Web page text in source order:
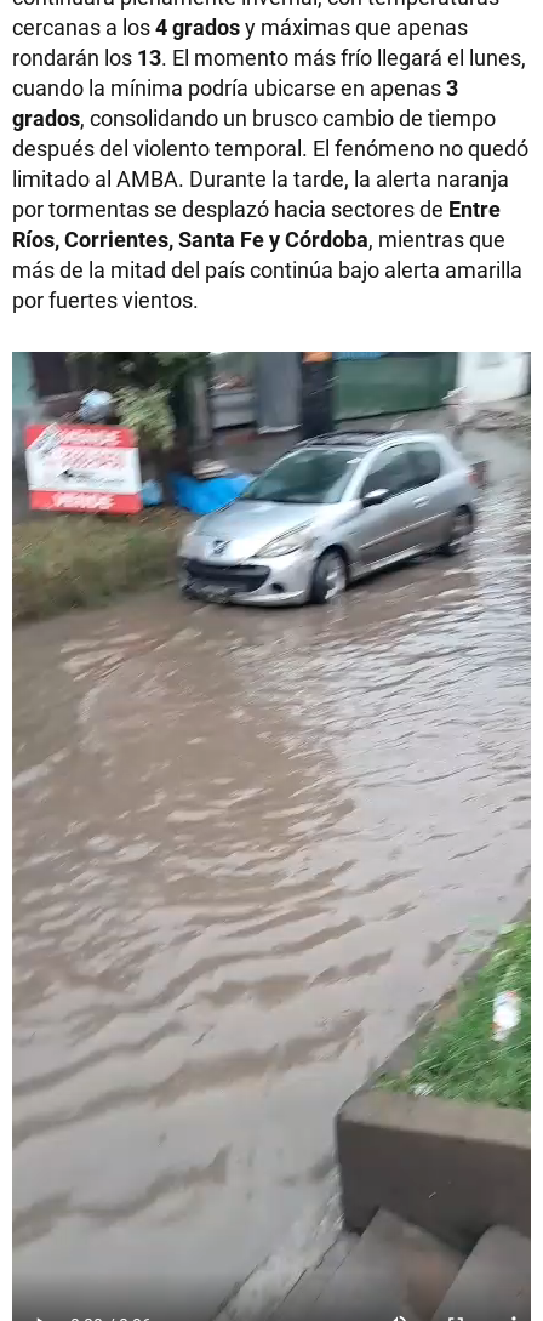
cercanas a los4 gradosy máximas que apenas
rondarán los 13. El momento más frío llegará el lunes,
cuando la mínima podría ubicarse en apenas3
grados, consolidando un brusco cambio de tiempo
después del violento temporal. El fenómeno no quedó
limitado al AMBA. Durante la tarde, la alerta naranja
por tormentas se desplazó hacia sectores de Entre
Ríos, Corrientes, Santa Fe y Córdoba, mientras que
más de la mitad del país continúa bajo alerta amarilla
por fuertes vientos.